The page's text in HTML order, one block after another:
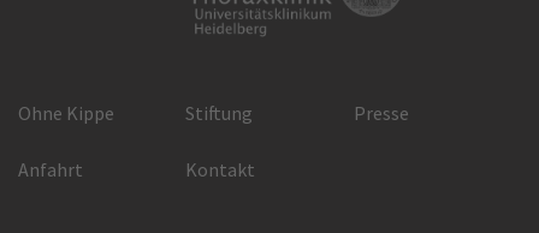
Ohne Kippe Stiftung Presse
Anfahrt Kontakt